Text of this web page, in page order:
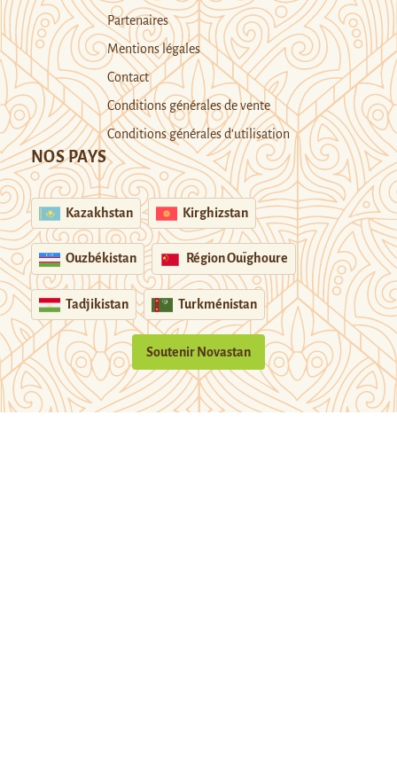
Partenaires
Mentions légales
Contact
Conditions générales de vente
Conditions générales d’utilisation
NOS PAYS
Kazakhstan Kirghizstan
Ouzbékistan Région Ouïghoure
Tadjikistan Turkménistan
Soutenir Novastan